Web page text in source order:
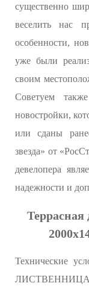
существенно
веселить нас
особенности,
уже были
своим
Советуем
новостройки,
или сданы
звезда» от
девелопера
надежности и
Технические
ЛИСТВЕННИЦА